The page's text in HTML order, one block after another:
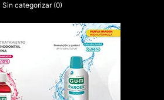
Sin categorizar (0)